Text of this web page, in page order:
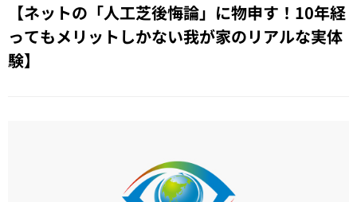
【ネットの「人工芝後悔論」に物申す！10年経
ってもメリットしかない我が家のリアルな実体
験】